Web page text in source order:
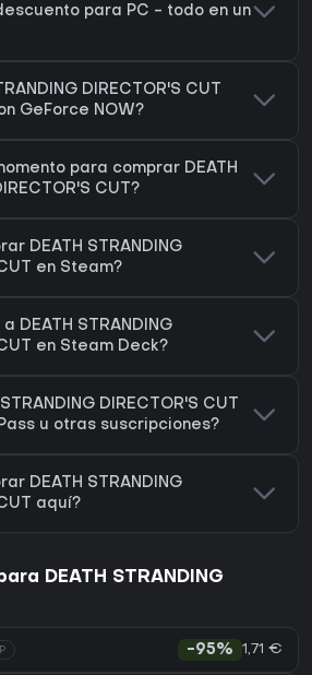
para PC - todo en un
DIRECTOR'S CUT
GeForce NOW?
para comprar DEATH
CUT?
DEATH STRANDING
en Steam?
DEATH STRANDING
en Steam Deck?
DIRECTOR'S CUT
u otras suscripciones?
DEATH STRANDING
aquí?
DEATH STRANDING
-95% 1,71 €